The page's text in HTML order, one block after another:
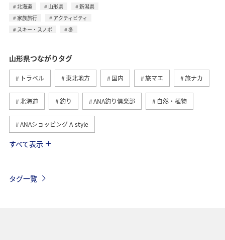
北海道 山形県
新潟県
家族旅行
アクティビティ
スキー・スノボ
冬
山形県つながりタグ
トラベル 東北地方 国内 旅マエ 旅ナカ
北海道 釣り ANA釣り倶楽部 自然・植物
ANAショッピング A-style
夏 川
すべて表示
タグ一覧